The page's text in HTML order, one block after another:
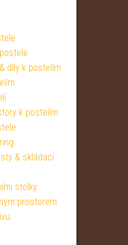
díly k postelím
k postelím
& skládací
stolky
prostorem